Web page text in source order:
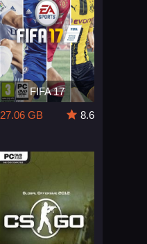
FIFA 17
27.06 GB
8.6